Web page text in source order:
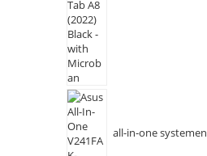
all-in-one systemen